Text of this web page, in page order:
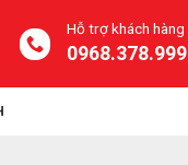
Hỗ trợ khách hàng
0968.378.999